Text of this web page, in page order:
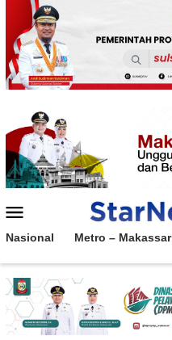
Loncat
konten
Mobile
Nasional Metro – Makassar